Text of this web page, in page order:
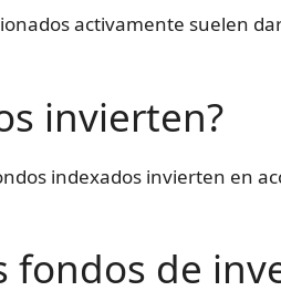
activamente suelen
invierten?
indexados invierten en
fondos de